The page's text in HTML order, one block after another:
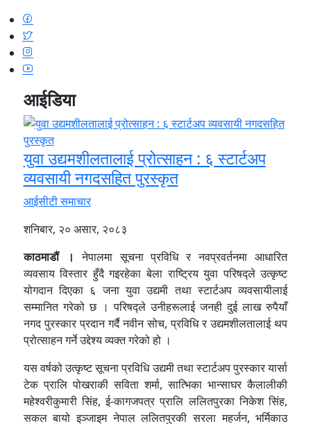
आईडिया
युवा उद्यमशीलतालाई प्रोत्साहन : ६ स्टार्टअप
व्यवसायी नगदसहित पुरस्कृत
आईसीटी समाचार
शनिबार, २० असार, २०८३
काठमाडौं ।नेपालमा सूचना प्रविधि र नवप्रवर्तनमा आधारित
व्यवसाय विस्तार हुँदै गइरहेका बेला राष्ट्रिय युवा परिषद्ले उत्कृष्ट
योगदान दिएका ६ जना युवा उद्यमी तथा स्टार्टअप व्यवसायीलाई
सम्मानित गरेको छ । परिषद्ले उनीहरूलाई जनही दुई लाख रुपैयाँ
नगद पुरस्कार प्रदान गर्दै नवीन सोच, प्रविधि र उद्यमशीलतालाई थप
प्रोत्साहन गर्ने उद्देश्य व्यक्त गरेको हो ।
यस वर्षको उत्कृष्ट सूचना प्रविधि उद्यमी तथा स्टार्टअप पुरस्कार यार्सा
टेक प्रालि पोखराकी सविता शर्मा, सात्भिका भान्साघर कैलालीकी
महेश्वरीकुमारी सिंह, ई-कागजपत्र प्रालि ललितपुरका निकेश सिंह,
सकल बायो इञ्जाइम नेपाल ललितपुरकी सरला महर्जन, भर्मिकाउ